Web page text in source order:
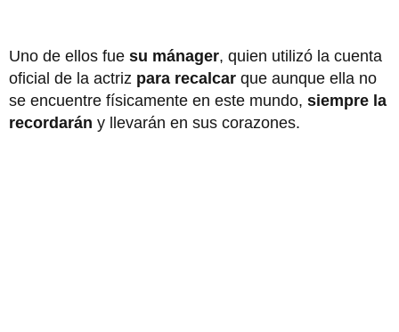
Uno de ellos fue su mánager, quien utilizó la cuenta
oficial de la actriz para recalcar que aunque ella no
se encuentre físicamente en este mundo, siempre la
recordarán y llevarán en sus corazones.